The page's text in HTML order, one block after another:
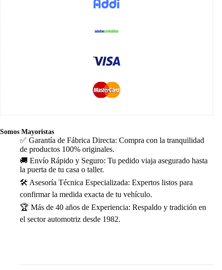
Somos Mayoristas
✅ Garantía de Fábrica Directa: Compra con la tranquilidad
de productos 100% originales.
🚚 Envío Rápido y Seguro: Tu pedido viaja asegurado hasta
la puerta de tu casa o taller.
🛠️ Asesoría Técnica Especializada: Expertos listos para
confirmar la medida exacta de tu vehículo.
🏆 Más de 40 años de Experiencia: Respaldo y tradición en
el sector automotriz desde 1982.